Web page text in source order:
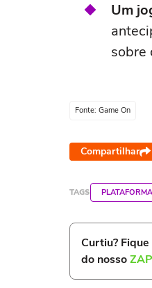
Um
sobre
Fonte: Game On
Compartilhar
TAGS
Curtiu?
do nossoZAP